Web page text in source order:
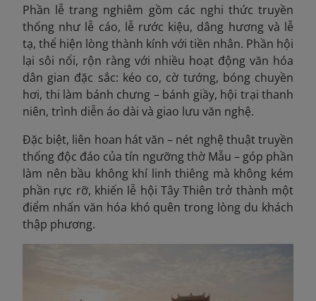
Phần lễ trang nghiêm gồm các nghi thức truyền
thống như lễ cáo, lễ rước kiệu, dâng hương và lễ
tạ, thể hiện lòng thành kính với tiền nhân. Phần hội
lại sôi nổi, rộn ràng với nhiều hoạt động văn hóa
dân gian đặc sắc: kéo co, cờ tướng, bóng chuyền
hơi, thi làm bánh chưng – bánh giầy, hội trại thanh
niên, trình diễn áo dài và giao lưu văn nghệ.
Đặc biệt, liên hoan hát văn – nét nghệ thuật truyền
thống độc đáo của tín ngưỡng thờ Mẫu – góp phần
làm nên bầu không khí linh thiêng mà không kém
phần rực rỡ, khiến lễ hội Tây Thiên trở thành một
điểm nhấn văn hóa khó quên trong lòng du khách
thập phương.